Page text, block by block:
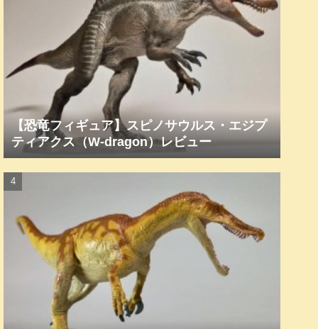
【恐竜フィギュア】スピノサウルス・エジプ
ティアクス（W-dragon）レビュー